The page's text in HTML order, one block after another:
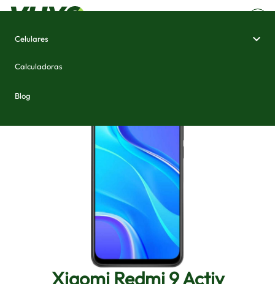
Celulares
Calculadoras
Blog
Xiaomi Redmi 9 Activ